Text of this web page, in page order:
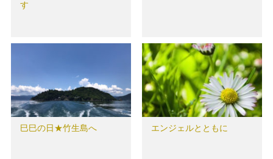
す
巳巳の日★竹生島へ エンジェルとともに